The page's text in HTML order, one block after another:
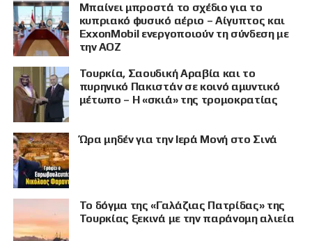
Μπαίνει μπροστά το σχέδιο για το
κυπριακό φυσικό αέριο – Αίγυπτος και
ExxonMobil ενεργοποιούν τη σύνδεση με
την ΑΟΖ
Τουρκία, Σαουδική Αραβία και το
πυρηνικό Πακιστάν σε κοινό αμυντικό
μέτωπο – Η «σκιά» της τρομοκρατίας
Ώρα μηδέν για την Ιερά Μονή στο Σινά
Το δόγμα της «Γαλάζιας Πατρίδας» της
Τουρκίας ξεκινά με την παράνομη αλιεία